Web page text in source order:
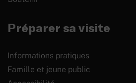
Préparer sa visite
Informations pratiques
Famille et jeune public